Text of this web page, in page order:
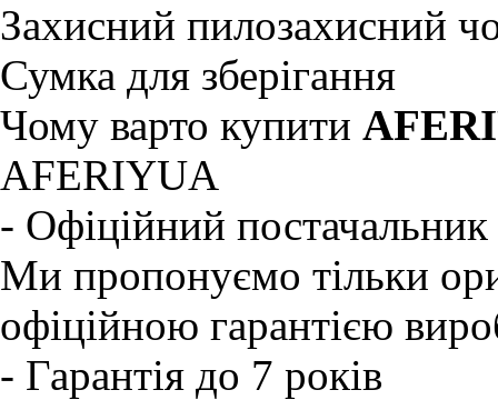
Захисний пилозахисний
Сумка для зберігання
Чому варто купити
AFERIYUA
- Офіційний
Ми пропонуємо тільки
офіційною гарантією
- Гарантія до 7 років